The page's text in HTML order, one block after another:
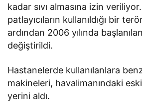
kadar sıvı almasına izin
patlayıcıların kullanıldığı bir terör
ardından 2006 yılında
değiştirildi.
Hastanelerde kullanılanlara
makineleri, havalimanındaki
yerini aldı.